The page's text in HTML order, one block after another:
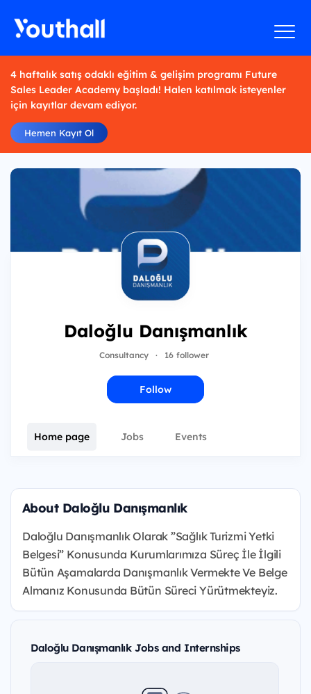
4 haftalık satış odaklı eğitim & gelişim programı Future
Sales Leader Academy başladı! Halen katılmak isteyenler
için kayıtlar devam ediyor.
Hemen Kayıt Ol
Daloğlu Danışmanlık
Consultancy · 16 follower
Follow
Home page Jobs Events
About Daloğlu Danışmanlık
Daloğlu Danışmanlık Olarak ”Sağlık Turizmi Yetki
Belgesi” Konusunda Kurumlarımıza Süreç İle İlgili
Bütün Aşamalarda Danışmanlık Vermekte Ve Belge
Almanız Konusunda Bütün Süreci Yürütmekteyiz.
Daloğlu Danışmanlık Jobs and Internships